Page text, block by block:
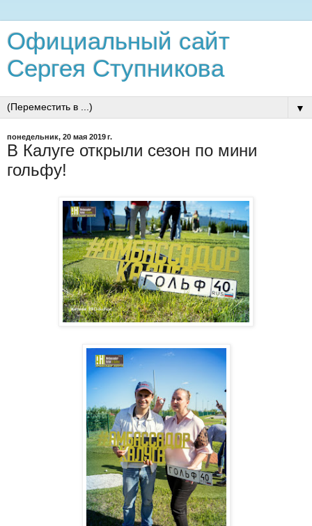
Официальный сайт
Сергея Ступникова
▼
понедельник, 20 мая 2019 г.
В Калуге открыли сезон по мини
гольфу!